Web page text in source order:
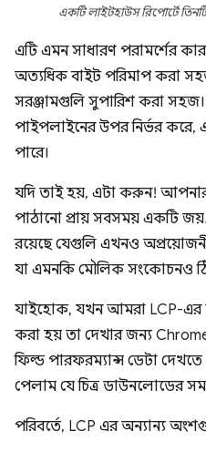
একটি লাইটহাউস রিপোর্টে
এটি এমন সাধারণ পরামর্শের
অত্যধিক বাইট পরিমাপ করা
সরঞ্জামগুলি সুপারিশ করা সহজ।
পাইপলাইনের উপর নির্ভর করে,
পারে।
যদি তাই হয়, এটা করুন!
পাঠানো প্রায় সবসময় একটি
রয়েছে যেগুলি এখনও
যা এমনকি মৌলিক সংকোচনও
যাইহোক, যখন আমরা LCP-এর
করা হয় তা দেখার জন্য
ফিল্ড পারফরম্যান্স ডেটা
পেলাম যে চিত্র ডাউনলোডের
পরিবর্তে, LCP এর অন্যান্য